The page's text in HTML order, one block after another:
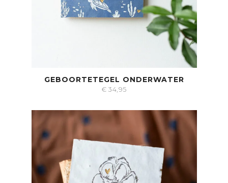
GEBOORTETEGEL ONDERWATER
€ 34,95